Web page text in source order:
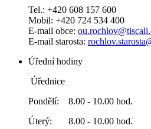
Tel.: +420 608 157 600
Mobil: +420 724 534 400
E-mail obce:
E-mail starosta:
Úřední hodiny
Úřednice
Pondělí: 8.00 - 10.00 hod.
Úterý: 8.00 - 10.00 hod.